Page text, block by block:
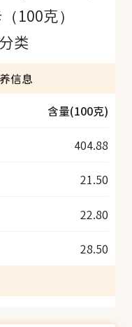
100克）
类
信息
含量(100克)
404.88
21.50
22.80
28.50